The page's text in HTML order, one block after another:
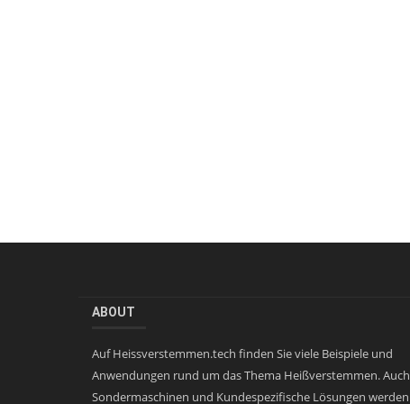
ABOUT
Auf Heissverstemmen.tech finden Sie viele Beispiele und
Anwendungen rund um das Thema Heißverstemmen. Auch
Sondermaschinen und Kundespezifische Lösungen werden